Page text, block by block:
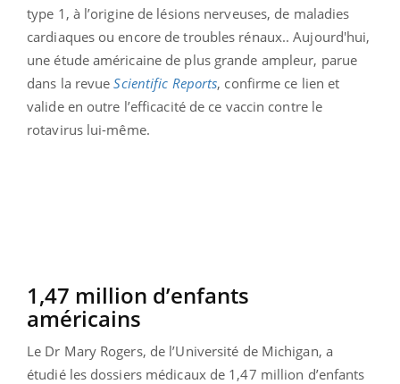
type 1, à l’origine de lésions nerveuses, de maladies
cardiaques ou encore de troubles rénaux.. Aujourd'hui,
une étude américaine de plus grande ampleur, parue
dans la revueScientific Reports, confirme ce lien et
valide en outre l’efficacité de ce vaccin contre le
rotavirus lui-même.
1,47 million d’enfants
américains
Le Dr Mary Rogers, de l’Université de Michigan, a
étudié les dossiers médicaux de 1,47 million d’enfants